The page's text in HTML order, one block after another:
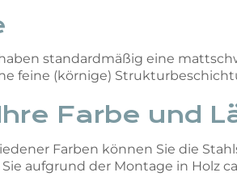
standardmäßig eine
feine (körnige)
Farbe und
Farben können Sie die
aufgrund der Montage in Holz